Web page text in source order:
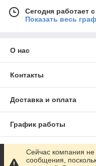
Сегодня работает
Показать весь
О нас
Контакты
Доставка и оплата
График работы
Полная версия сайта
Сейчас компания не
сообщения,